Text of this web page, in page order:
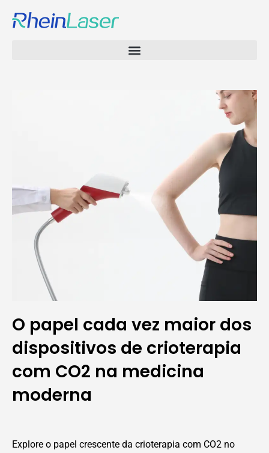
O papel cada vez maior dos
dispositivos de crioterapia
com CO2 na medicina
moderna
Explore o papel crescente da crioterapia com CO2 no